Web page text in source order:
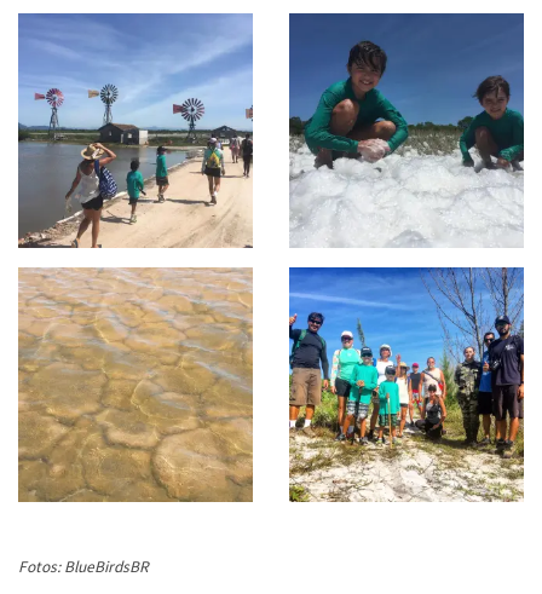
Fotos: BlueBirdsBR